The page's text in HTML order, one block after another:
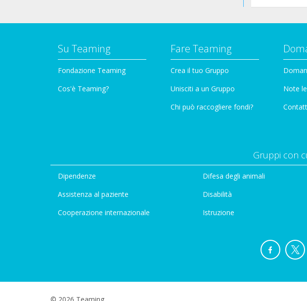
Su Teaming
Fondazione Teaming
Cos'è Teaming?
Fare Teaming
Crea il tuo Gruppo
Unisciti a un Gruppo
Chi può raccogliere fondi?
Note
Gruppi con
Dipendenze
Assistenza al paziente
Cooperazione internazionale
Difesa degli animali
Disabilità
Istruzione